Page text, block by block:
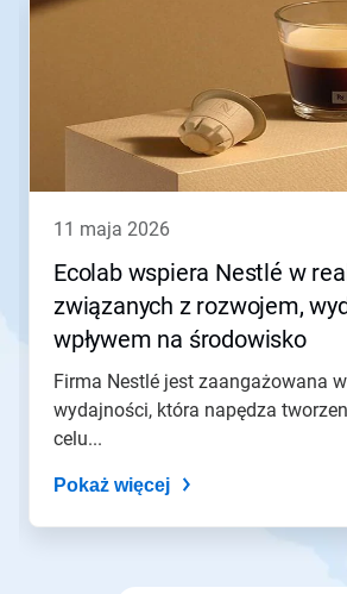
karuzela.
Poprzedni
lub
slajdu
pomocą
slajdu.
11 maja 2026
Ecolab wspiera Nestlé w
związanych z rozwojem,
wpływem na środowisko
Firma Nestlé jest zaangażowana
wydajności, która napędza
celu...
Pokaż więcej